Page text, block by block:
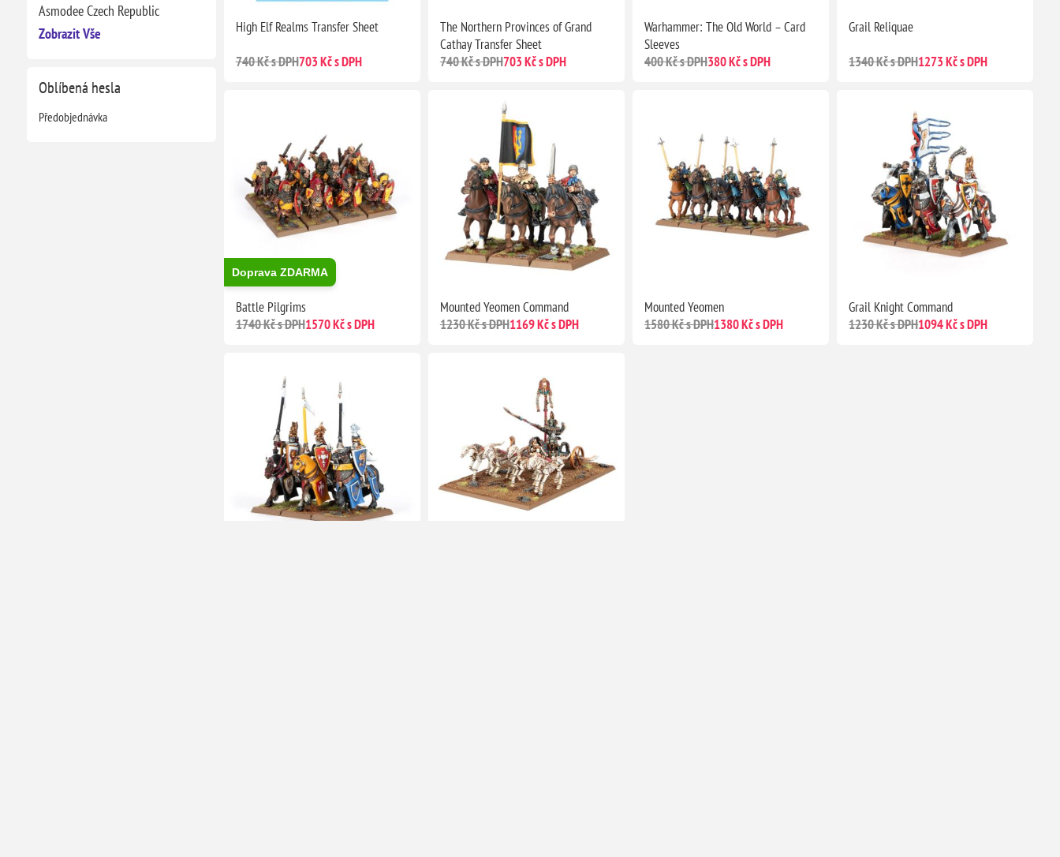
Asmodee Czech Republic
Zobrazit Vše
Oblíbená hesla
Předobjednávka
High Elf Realms Transfer Sheet
740 Kč s DPH703 Kč s DPH
The Northern Provinces of Grand
Cathay Transfer Sheet
740 Kč s DPH703 Kč s DPH
Warhammer: The Old World – Card
Sleeves
400 Kč s DPH380 Kč s DPH
Grail Reliquae
1340 Kč s DPH1273 Kč s DPH
Doprava ZDARMA
Battle Pilgrims
1740 Kč s DPH1570 Kč s DPH
Mounted Yeomen Command
1230 Kč s DPH1169 Kč s DPH
Mounted Yeomen
1580 Kč s DPH1380 Kč s DPH
Grail Knight Command
1230 Kč s DPH1094 Kč s DPH